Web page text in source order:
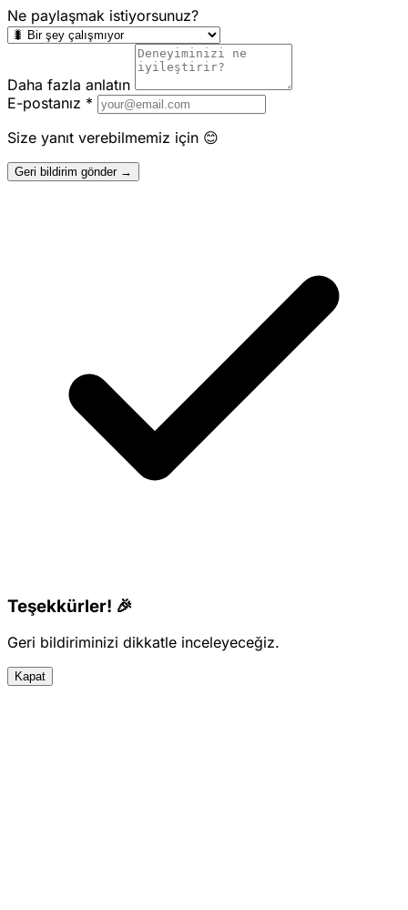
Ne paylaşmak istiyorsunuz?
Daha fazla anlatın
E-postanız *
Size yanıt verebilmemiz için 😊
Geri bildirim gönder →
Teşekkürler! 🎉
Geri bildiriminizi dikkatle inceleyeceğiz.
Kapat